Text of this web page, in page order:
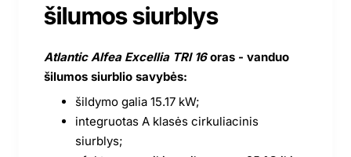
šilumos siurblys
Atlantic Alfea Excellia TRI 16oras - vanduo
šilumos siurblio savybės:
šildymo galia 15.17 kW;
integruotas A klasės cirkuliacinis
siurblys;